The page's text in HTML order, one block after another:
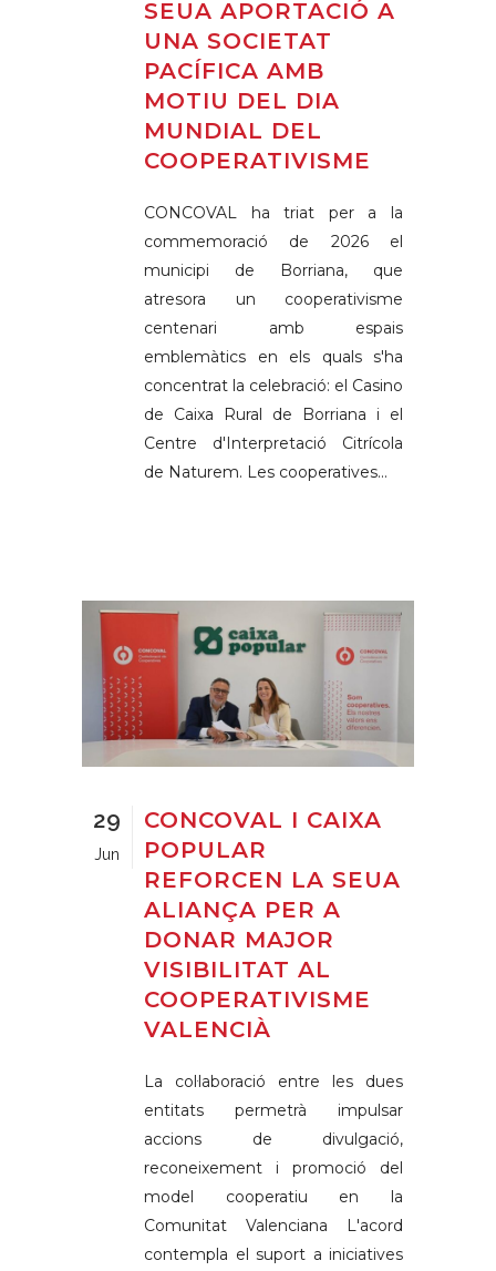
SEUA APORTACIÓ A
UNA SOCIETAT
PACÍFICA AMB
MOTIU DEL DIA
MUNDIAL DEL
COOPERATIVISME
CONCOVAL ha triat per a la
commemoració de 2026 el
municipi de Borriana, que
atresora un cooperativisme
centenari amb espais
emblemàtics en els quals s'ha
concentrat la celebració: el Casino
de Caixa Rural de Borriana i el
Centre d'Interpretació Citrícola
de Naturem. Les cooperatives...
29
Jun
CONCOVAL I CAIXA
POPULAR
REFORCEN LA SEUA
ALIANÇA PER A
DONAR MAJOR
VISIBILITAT AL
COOPERATIVISME
VALENCIÀ
La col·laboració entre les dues
entitats permetrà impulsar
accions de divulgació,
reconeixement i promoció del
model cooperatiu en la
Comunitat Valenciana L'acord
contempla el suport a iniciatives